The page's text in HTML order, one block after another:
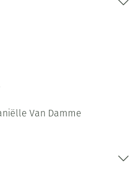
Van Damme